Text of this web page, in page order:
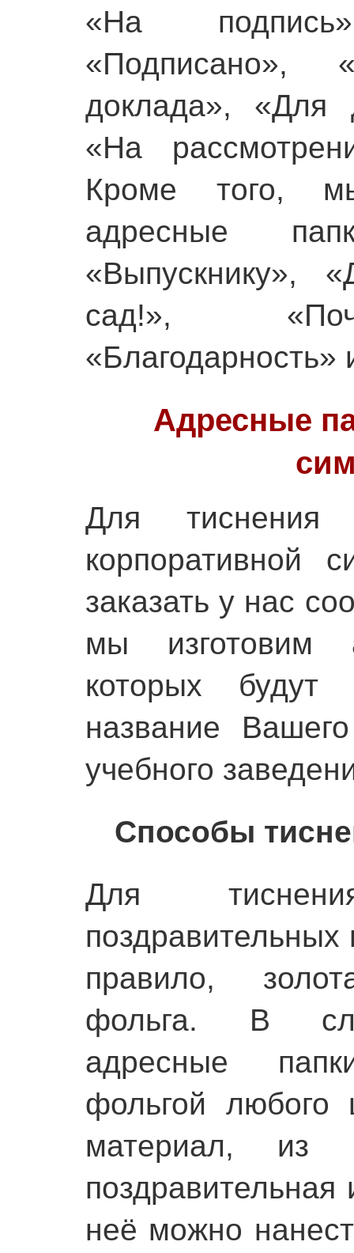
«На
«Подписано»,
доклада», «Для
«На
Кроме того,
адресные
«Выпускнику»,
сад!»,
«Благодарность»
Адресные
Для
корпоративной
заказать у нас
мы изготовим
которых будут
название
учебного
Способы
Для
поздравительных
правило,
фольга. В
адресные
фольгой любого
материал, из
неё можно